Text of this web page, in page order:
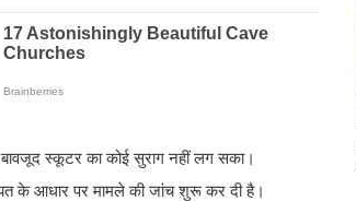
स्कूटर का कोई सुराग नहीं लग सका।
के आधार पर मामले की जांच शुरू कर दी है।